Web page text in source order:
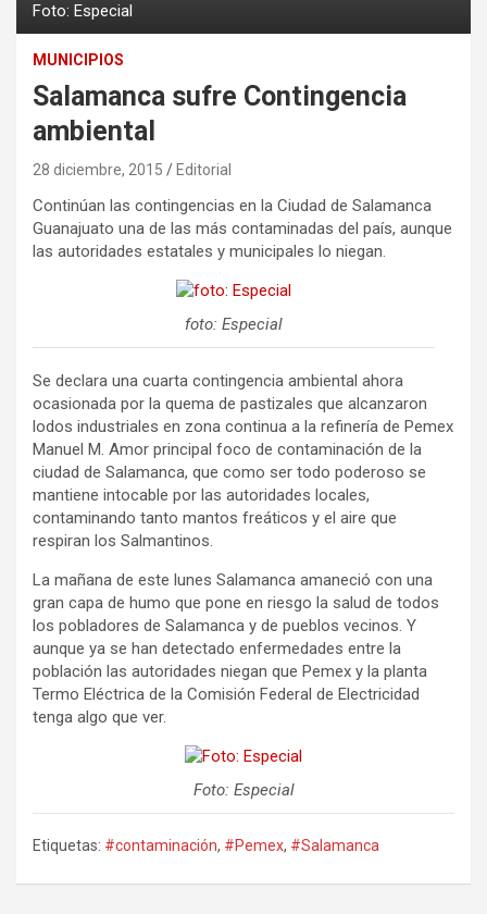
Foto: Especial
MUNICIPIOS
Salamanca sufre Contingencia
ambiental
28 diciembre, 2015 Editorial
Continúan las contingencias en la Ciudad de Salamanca
Guanajuato una de las más contaminadas del país, aunque
las autoridades estatales y municipales lo niegan.
foto: Especial
Se declara una cuarta contingencia ambiental ahora
ocasionada por la quema de pastizales que alcanzaron
lodos industriales en zona continua a la refinería de Pemex
Manuel M. Amor principal foco de contaminación de la
ciudad de Salamanca, que como ser todo poderoso se
mantiene intocable por las autoridades locales,
contaminando tanto mantos freáticos y el aire que
respiran los Salmantinos.
La mañana de este lunes Salamanca amaneció con una
gran capa de humo que pone en riesgo la salud de todos
los pobladores de Salamanca y de pueblos vecinos. Y
aunque ya se han detectado enfermedades entre la
población las autoridades niegan que Pemex y la planta
Termo Eléctrica de la Comisión Federal de Electricidad
tenga algo que ver.
Foto: Especial
Etiquetas: #contaminación, #Pemex, #Salamanca